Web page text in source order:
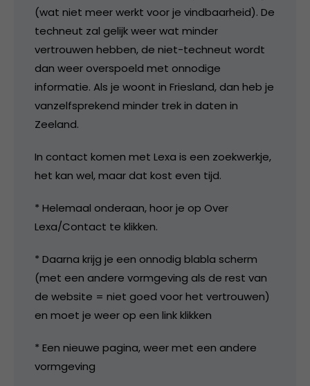
(wat niet meer werkt voor je vindbaarheid). De
techneut zal gelijk weer wat minder
vertrouwen hebben, de niet-techneut wordt
dan weer overspoeld met onnodige
informatie. Als je woont in Friesland, dan heb je
vanzelfsprekend minder trek in daten in
Zeeland.
In contact komen met Lexa is een zoekwerkje,
het kan wel, maar dat kost even tijd.
* Helemaal onderaan, hoor je op Over
Lexa/Contact te klikken.
* Daarna krijg je een onnodig blabla scherm
(met een andere vormgeving als de rest van
de website = niet goed voor het vertrouwen)
en moet je weer op een link klikken
* Een nieuwe pagina, weer met een andere
vormgeving